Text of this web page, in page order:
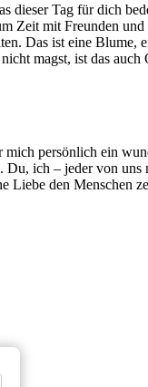
dieser Tag für dich
Zeit mit Freunden
Das ist eine Blume,
magst, ist das
mich persönlich ein
ich – jeder von uns
Liebe den Menschen